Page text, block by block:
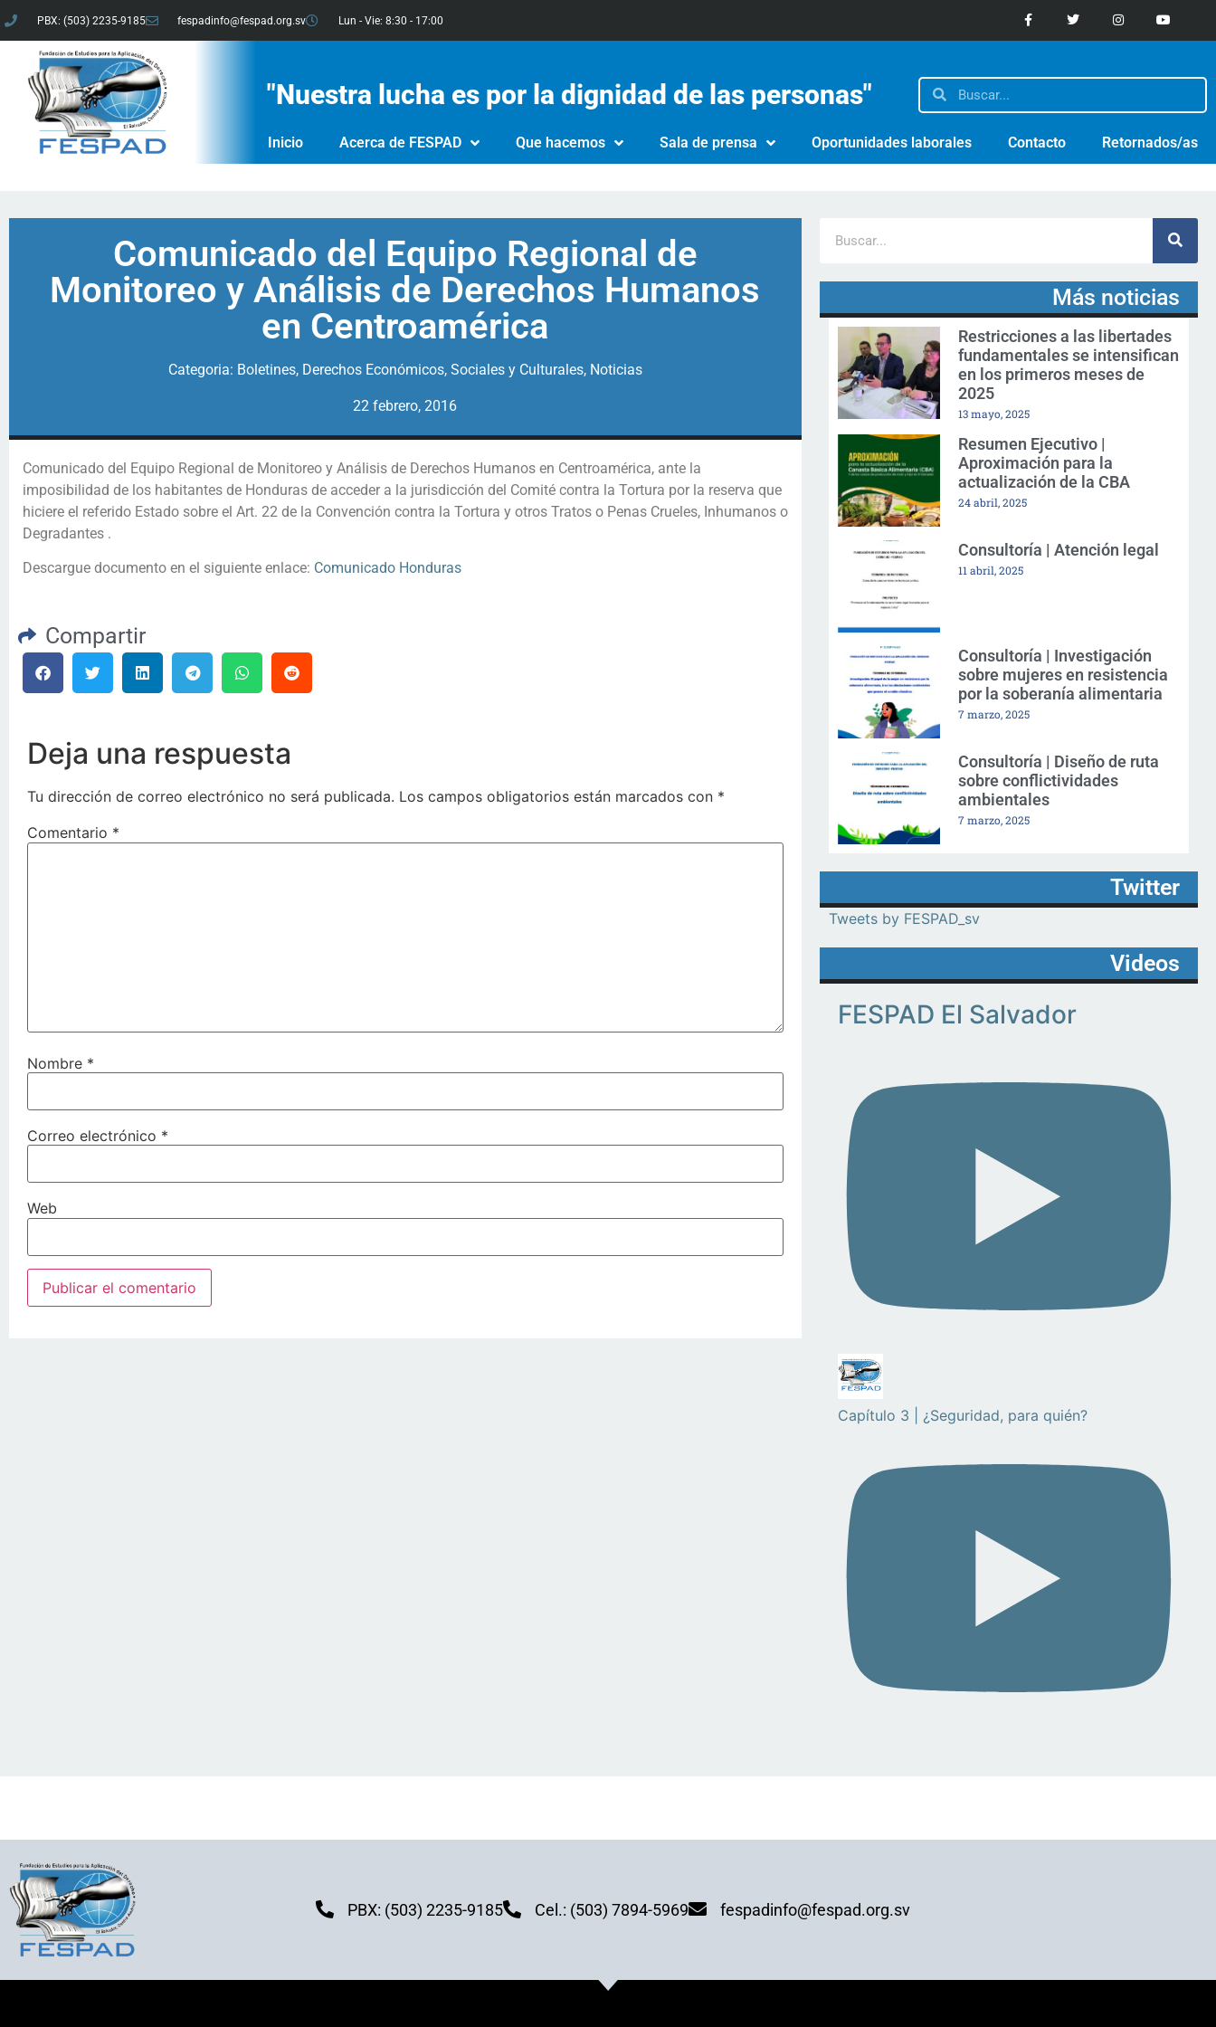
PBX: (503) 2235-9185 fespadinfo@fespad.org.sv Lun - Vie: 8:30 - 17:00
"Nuestra lucha es por la dignidad de las personas"
Inicio Acerca de FESPAD Que hacemos Sala de prensa Oportunidades laborales Contacto Retornados/as
Comunicado del Equipo Regional de
Monitoreo y Análisis de Derechos Humanos
en Centroamérica
Categoria: Boletines, Derechos Económicos, Sociales y Culturales, Noticias
22 febrero, 2016
Comunicado del Equipo Regional de Monitoreo y Análisis de Derechos Humanos en Centroamérica, ante la
imposibilidad de los habitantes de Honduras de acceder a la jurisdicción del Comité contra la Tortura por la reserva que
hiciere el referido Estado sobre el Art. 22 de la Convención contra la Tortura y otros Tratos o Penas Crueles, Inhumanos o
Degradantes .
Descargue documento en el siguiente enlace: Comunicado Honduras
Compartir
Deja una respuesta
Tu dirección de correo electrónico no será publicada. Los campos obligatorios están marcados con *
Comentario *
Nombre *
Correo electrónico *
Web
Más noticias
Restricciones a las libertades
fundamentales se intensifican
en los primeros meses de
2025
13 mayo, 2025
Resumen Ejecutivo |
Aproximación para la
actualización de la CBA
24 abril, 2025
Consultoría | Atención legal
11 abril, 2025
Consultoría | Investigación
sobre mujeres en resistencia
por la soberanía alimentaria
7 marzo, 2025
Consultoría | Diseño de ruta
sobre conflictividades
ambientales
7 marzo, 2025
Twitter
Tweets by FESPAD_sv
Videos
FESPAD El Salvador
Capítulo 3 | ¿Seguridad, para quién?
PBX: (503) 2235-9185 Cel.: (503) 7894-5969 fespadinfo@fespad.org.sv